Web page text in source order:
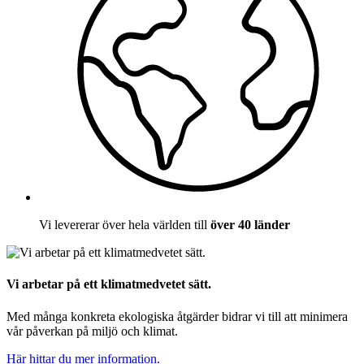
Vi levererar över hela världen till över 40 länder
Vi arbetar på ett klimatmedvetet sätt.
Med många konkreta ekologiska åtgärder bidrar vi till att minimera
vår påverkan på miljö och klimat.
Här hittar du mer information.